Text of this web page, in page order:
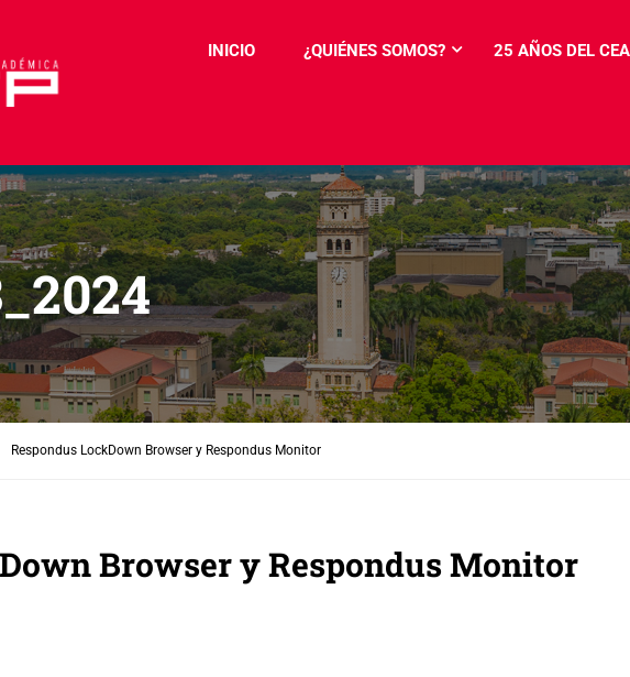
INICIO ¿QUIÉNES SOMOS? 25 AÑOS DEL CEA
Respondus LockDown Browser y Respondus Monitor
Browser y Respondus Monitor